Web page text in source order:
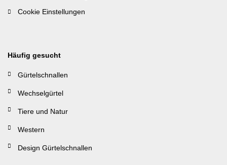
Cookie Einstellungen
Häufig gesucht
Gürtelschnallen
Wechselgürtel
Tiere und Natur
Western
Design Gürtelschnallen